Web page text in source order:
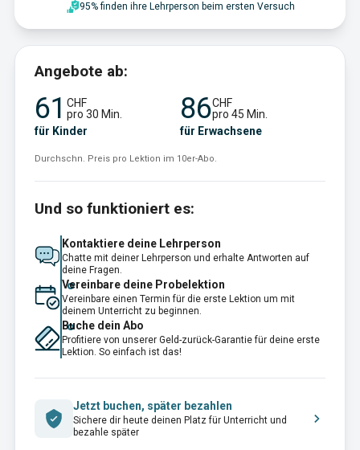
95% finden ihre Lehrperson beim ersten Versuch
Angebote ab:
61 CHF
pro 30 Min.
für Kinder
86CHF
pro 45 Min.
für Erwachsene
Durchschn. Preis pro Lektion im 10er-Abo.
Und so funktioniert es:
Kontaktiere deine Lehrperson
Chatte mit deiner Lehrperson und erhalte Antworten auf
deine Fragen.
Vereinbare deine Probelektion
Vereinbare einen Termin für die erste Lektion um mit
deinem Unterricht zu beginnen.
Buche dein Abo
Profitiere von unserer Geld-zurück-Garantie für deine erste
Lektion. So einfach ist das!
Jetzt buchen, später bezahlen
Sichere dir heute deinen Platz für Unterricht und
bezahle später